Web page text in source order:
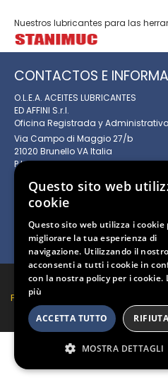
Nuestros lubricantes para las
CONTACTOS E
O.L.E.A. ACEITES LUBRICANTES
ED AFFINI S.r.l.
Oficina Registrada y Administrativa
Via Campo di Maggio 27/b
21020 Brunello VA Italia
P.I. 00744480153
REA. VA - 360424
Capital social 14.670,00 euros
+39 0332 1888131
+39 0332 1888132
info@olea-lubrificanti.it
Copyright Olea Lubrificanti
Política
Questo sito web
cookie
Questo sito web utilizza i cookie
migliorare la tua esperienza di
navigazione. Utilizzando il
acconsenti a tutti i cookie in
con la nostra policy per i cookie.
più
ACCETTA TUTTO
MOSTRA DETTAGLI